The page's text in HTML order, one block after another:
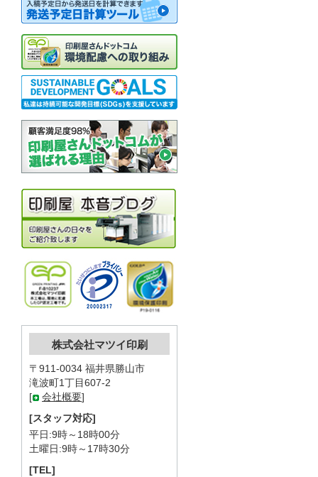
株式会社マツイ印刷
〒911-0034 福井県勝山市
滝波町1丁目607-2
[
会社概要]
[スタッフ対応]
平日:9時～18時00分
土曜日:9時～17時30分
[TEL]